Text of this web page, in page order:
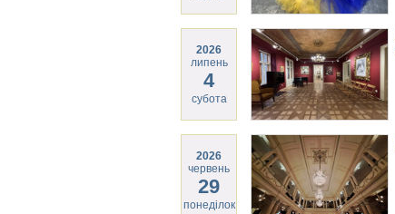
2026
липень
4
субота
2026
червень
29
понеділок